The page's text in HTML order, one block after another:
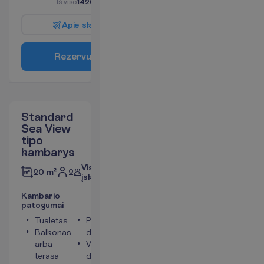
Apie sk
Rezervu
Standard
Sea View
tipo
kambarys
20 m² 2
Viskas
įskaičiuota
Kambario
patogumai
Tualetas
Balkonas
arba
terasa
Plaukų
džiovintuvas
Vonia arba
dušas